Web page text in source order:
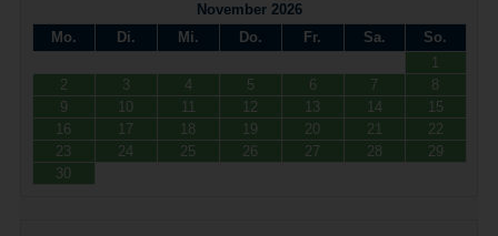
November 2026
Mo.
Di. Mi. Do. Fr. Sa.
So.
1
2
3 4 5 6 7
8
9
10 11 12 13 14
15
16
17 18 19 20 21
22
23
24 25 26 27 28
29
30